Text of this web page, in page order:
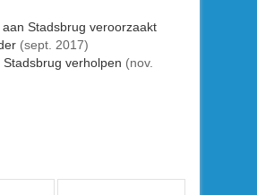
Stadsbrug veroorzaakt
(sept. 2017)
verholpen (nov.